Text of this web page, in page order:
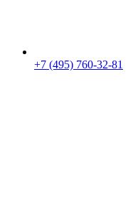
+7 (495) 760-32-81